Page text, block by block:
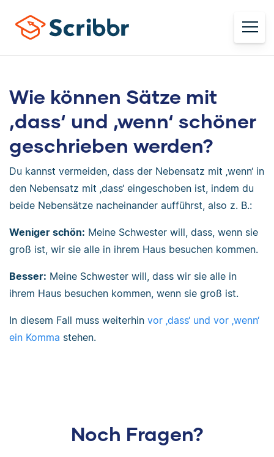
Wie können Sätze mit
‚dass‘ und ‚wenn‘ schöner
geschrieben werden?
Du kannst vermeiden, dass der Nebensatz mit ‚wenn‘ in
den Nebensatz mit ‚dass‘ eingeschoben ist, indem du
beide Nebensätze nacheinander aufführst, also z. B.:
Weniger schön: Meine Schwester will, dass, wenn sie
groß ist, wir sie alle in ihrem Haus besuchen kommen.
Besser: Meine Schwester will, dass wir sie alle in
ihrem Haus besuchen kommen, wenn sie groß ist.
In diesem Fall muss weiterhin vor ‚dass‘ und vor ‚wenn‘
ein Komma stehen.
Noch Fragen?